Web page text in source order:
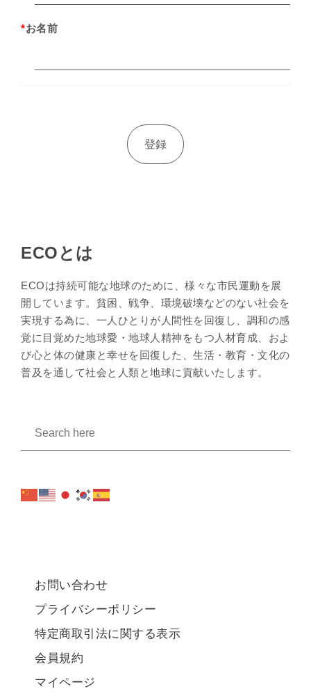
*お名前
ECOとは
ECOは持続可能な地球のために、様々な市民運動を展
開しています。貧困、戦争、環境破壊などのない社会を
実現する為に、一人ひとりが人間性を回復し、調和の感
覚に目覚めた地球愛・地球人精神をもつ人材育成、およ
び心と体の健康と幸せを回復した、生活・教育・文化の
普及を通して社会と人類と地球に貢献いたします。
お問い合わせ
プライバシーポリシー
特定商取引法に関する表示
会員規約
マイページ